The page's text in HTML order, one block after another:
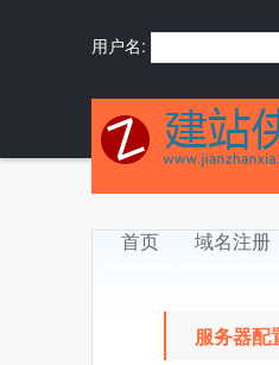
用户名:
首页 域名注册
服务器配